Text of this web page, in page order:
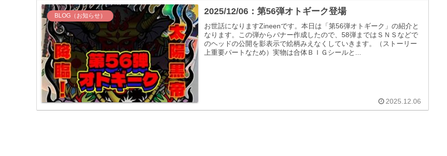
BLOG（お知らせ） 2025/12/06：第56弾オトギーク登場
お世話になりますZineenです。本日は「第56弾オトギーク」の紹介と
なります。この弾からバナー作成したので、58弾まではＳＮＳなどで
のヘッドの公開を影表示で絵柄みえなくしていきます。（ストーリー
上重要パートなため）実物は合体ＢＩＧシールと...
2025.12.06